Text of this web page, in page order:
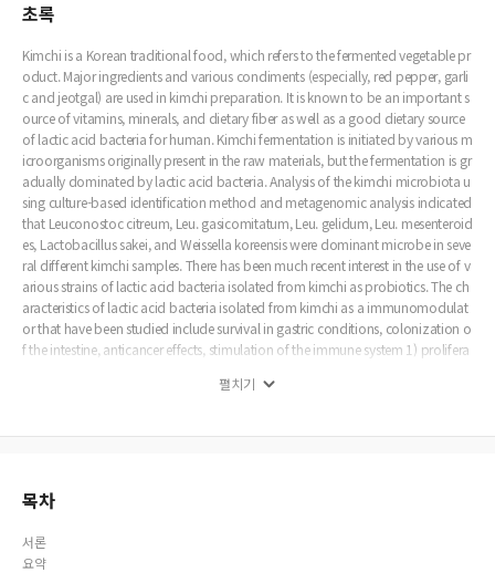
초록
Kimchi is a Korean traditional food, which refers to the fermented vegetable pr
oduct. Major ingredients and various condiments (especially, red pepper, garli
c and jeotgal) are used in kimchi preparation. It is known to be an important s
ource of vitamins, minerals, and dietary fiber as well as a good dietary source
of lactic acid bacteria for human. Kimchi fermentation is initiated by various m
icroorganisms originally present in the raw materials, but the fermentation is gr
adually dominated by lactic acid bacteria. Analysis of the kimchi microbiota u
sing culture-based identification method and metagenomic analysis indicated
that Leuconostoc citreum, Leu. gasicomitatum, Leu. gelidum, Leu. mesenteroid
es, Lactobacillus sakei, and Weissella koreensis were dominant microbe in seve
ral different kimchi samples. There has been much recent interest in the use of v
arious strains of lactic acid bacteria isolated from kimchi as probiotics. The ch
aracteristics of lactic acid bacteria isolated from kimchi as a immunomodulat
or that have been studied include survival in gastric conditions, colonization o
f the intestine, anticancer effects, stimulation of the immune system 1) prolifera
by macrophages, 3) production of intestinal secretory IgA, 4) modulation of t
n of specific IgG. This review describes diversity of lactic acid bacteria in kimchi
펼치기
목차
서론
요약